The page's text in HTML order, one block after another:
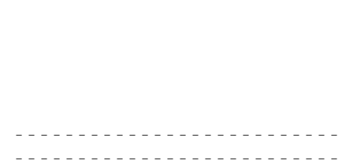
－－－－－－－－－－－－－－－－－－－－－－－－－－
－－－－－－－－－－－－－－－－－－－－－－－－－－